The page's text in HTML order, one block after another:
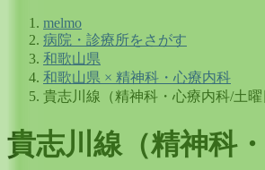
melmo
病院・診療所をさがす
和歌山県
和歌山県 × 精神科・心療内科
貴志川線（精神科・心療内科/土
貴志川線（精神科